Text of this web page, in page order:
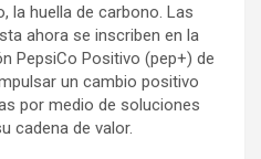
la huella de carbono. Las
ahora se inscriben en la
PepsiCo Positivo (pep+) de
un cambio positivo
por medio de soluciones
cadena de valor.